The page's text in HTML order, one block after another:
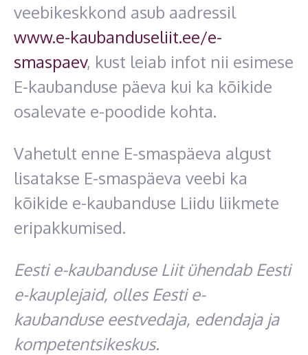
veebikeskkond asub aadressil
www.e-kaubanduseliit.ee/e-
smaspaev, kust leiab infot nii esimese
E-kaubanduse päeva kui ka kõikide
osalevate e-poodide kohta.
Vahetult enne E-smaspäeva algust
lisatakse E-smaspäeva veebi ka
kõikide e-kaubanduse Liidu liikmete
eripakkumised.
Eesti e-kaubanduse Liit ühendab Eesti
e-kauplejaid, olles Eesti e-
kaubanduse eestvedaja, edendaja ja
kompetentsikeskus.